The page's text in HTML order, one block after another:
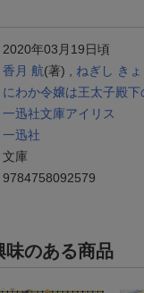
2020年03月19日頃
香月 航(著) , ねぎし きょ
にわか令嬢は王太子殿
一迅社文庫アイリス
一迅社
文庫
9784758092579
味のある商品